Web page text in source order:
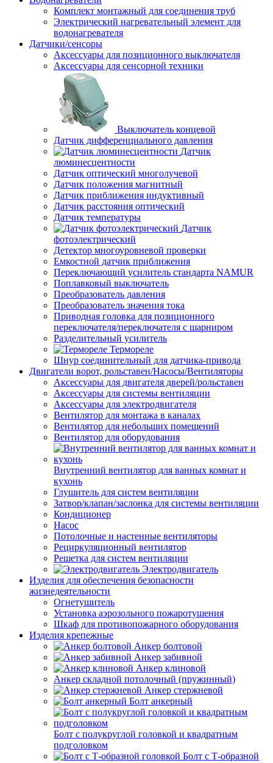
Комплект монтажный для соединения труб
Электрический нагревательный элемент для
водонагревателя
Датчики/сенсоры
Аксессуары для позиционного выключателя
Аксессуары для сенсорной техники
Выключатель концевой
Датчик дифференциального давления
Датчик
люминесцентности
Датчик оптический многолучевой
Датчик положения магнитный
Датчик приближения индуктивный
Датчик расстояния оптический
Датчик температуры
Датчик
фотоэлектрический
Детектор многоуровневой проверки
Емкостной датчик приближения
Переключающий усилитель стандарта NAMUR
Поплавковый выключатель
Преобразователь давления
Преобразователь значения тока
Приводная головка для позиционного
переключателя/переключателя с шарниром
Разделительный усилитель
Термореле
Шнур соединительный для датчика-привода
Двигатели ворот, рольставен/Насосы/Вентиляторы
Аксессуары для двигателя дверей/рольставен
Аксессуары для системы вентиляции
Аксессуары для электродвигателя
Вентилятор для монтажа в каналах
Вентилятор для небольших помещений
Вентилятор для оборудования
Внутренний вентилятор для ванных комнат и
кухонь
Глушитель для систем вентиляции
Затвор/клапан/заслонка для системы вентиляции
Кондиционер
Насос
Потолочные и настенные вентиляторы
Рециркуляционный вентилятор
Решетка для систем вентиляции
Электродвигатель
Изделия для обеспечения безопасности
жизнедеятельности
Огнетушитель
Установка аэрозольного пожаротушения
Шкаф для противопожарного оборудования
Изделия крепежные
Анкер болтовой
Анкер забивной
Анкер клиновой
Анкер складной потолочный (пружинный)
Анкер стержневой
Болт анкерный
Болт с полукруглой головкой и квадратным
подголовком
Болт с Т-образной